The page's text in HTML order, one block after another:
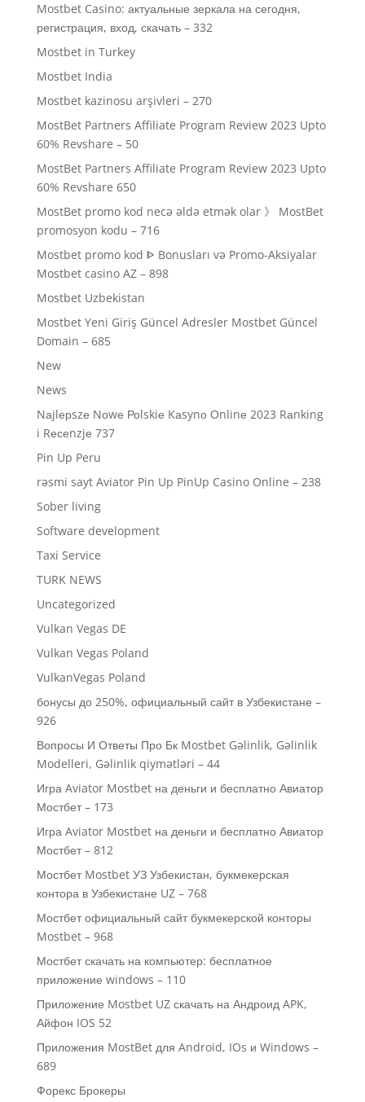
Mostbet Casino: актуальные зеркала на сегодня,
регистрация, вход, скачать – 332
Mostbet in Turkey
Mostbet India
Mostbet kazinosu arşivleri – 270
MostBet Partners Affiliate Program Review 2023 Upto
60% Revshare – 50
MostBet Partners Affiliate Program Review 2023 Upto
60% Revshare 650
MostBet promo kod necə əldə etmək olar 》 MostBet
promosyon kodu – 716
Mostbet promo kod ᐈ Bonusları və Promo-Aksiyalar
Mostbet casino AZ – 898
Mostbet Uzbekistan
Mostbet Yeni Giriş Güncel Adresler Mostbet Güncel
Domain – 685
New
News
Nаjlерszе Nоwе Роlskiе Kаsynо Оnlinе 2023 Rаnking
i Rесеnzjе 737
Pin Up Peru
rəsmi sayt Aviator Pin Up PinUp Casino Online – 238
Sober living
Software development
Taxi Service
TURK NEWS
Uncategorized
Vulkan Vegas DE
Vulkan Vegas Poland
VulkanVegas Poland
бонусы до 250%, официальный сайт в Узбекистане –
926
Вопросы И Ответы Про Бк Mostbet Gəlinlik, Gəlinlik
Modelleri, Gəlinlik qiymətləri – 44
Игра Aviator Mostbet на деньги и бесплатно Авиатор
Мостбет – 173
Игра Aviator Mostbet на деньги и бесплатно Авиатор
Мостбет – 812
Мостбет Mostbet УЗ Узбекистан, букмекерская
контора в Узбекистане UZ – 768
Мостбет официальный сайт букмекерской конторы
Mostbet – 968
Мостбет скачать на компьютер: бесплатное
приложение windows – 110
Приложение Mostbet UZ скачать на Андроид APK,
Айфон IOS 52
Приложения MostBet для Android, IOs и Windows –
689
Форекс Брокеры